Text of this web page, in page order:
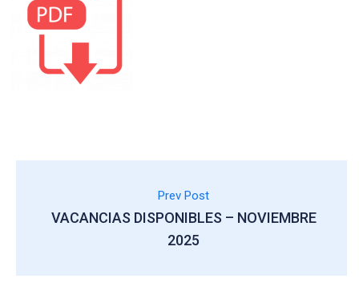
Prev Post
VACANCIAS DISPONIBLES – NOVIEMBRE
2025